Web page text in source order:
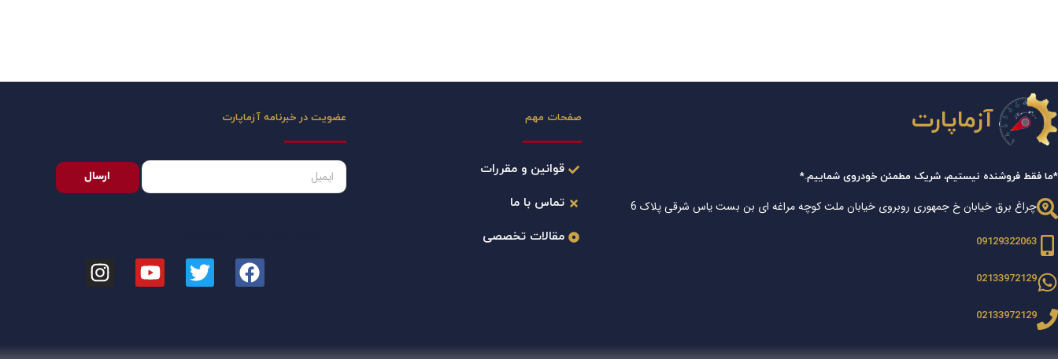
آزماپارت
*ما فقط فروشنده نیستیم، شریک مطمئن خودروی شماییم.*
چراغ برق خیابان خ جمهوری روبروی خیابان ملت کوچه مراغه ای بن بست یاس شرقی پلاک 6
09129322063
02133972129
02133972129
صفحات مهم
قوانین و مقررات
تماس با ما
مقالات تخصصی
عضویت در خبرنامه آزماپارت
ارسال